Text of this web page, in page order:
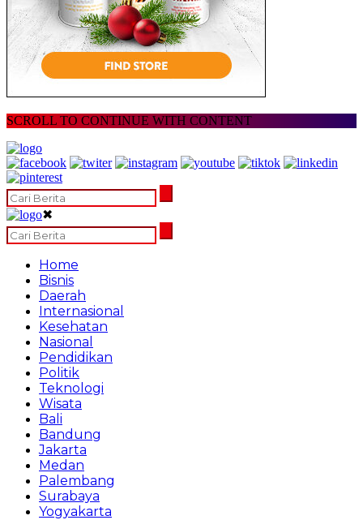
SCROLL TO CONTINUE WITH CONTENT
✖
Home
Bisnis
Daerah
Internasional
Kesehatan
Nasional
Pendidikan
Politik
Teknologi
Wisata
Bali
Bandung
Jakarta
Medan
Palembang
Surabaya
Yogyakarta